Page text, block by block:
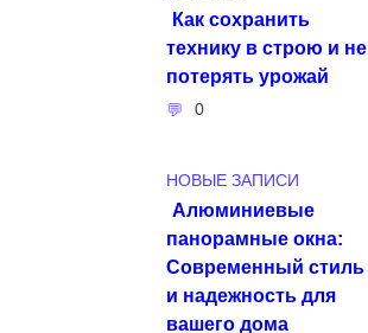
Как сохранить
технику в строю и не
потерять урожай
0
НОВЫЕ ЗАПИСИ
Алюминиевые
панорамные окна:
Современный стиль
и надежность для
вашего дома